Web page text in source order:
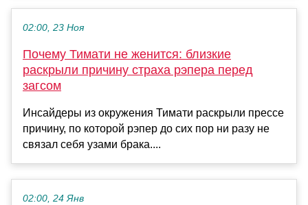
02:00, 23 Ноя
Почему Тимати не женится: близкие
раскрыли причину страха рэпера перед
загсом
Инсайдеры из окружения Тимати раскрыли прессе
причину, по которой рэпер до сих пор ни разу не
связал себя узами брака....
02:00, 24 Янв